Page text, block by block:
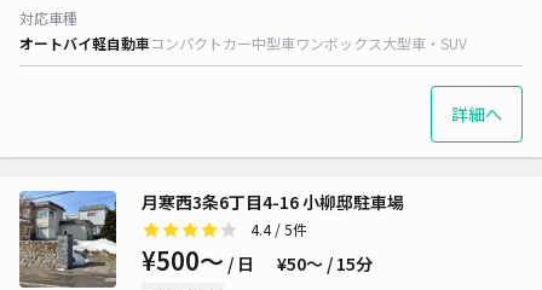
対応車種
オートバイ軽自動車コンパクトカー中型車ワンボックス大型車・SUV
詳細へ
月寒西3条6丁目4-16 小柳邸駐車場
4.4/ 5件
¥500〜 / 日 ¥50〜 / 15分